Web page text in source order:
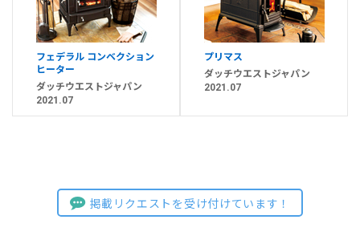
フェデラル コンベクション
ヒーター
ダッチウエストジャパン
2021.07
プリマス
ダッチウエストジャパン
2021.07
掲載リクエストを受け付けています！